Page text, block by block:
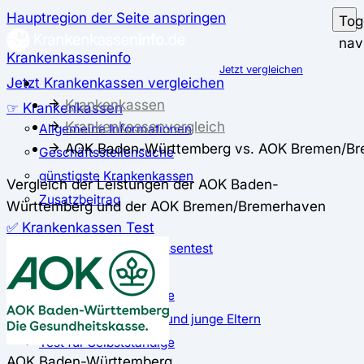
Hauptregion der Seite anspringen
Krankenkasseninfo
Jetzt Krankenkassen vergleichen
☞ Krankenkassen
Allgemeine Informationen
Geschäftsstellensuche
günstigste Krankenkassen
Zusatzbeitrag
✅ Krankenkassen Test
Der große Krankenkassentest
Test für Studierende
Test für Auszubildende
Test für Schwangere und junge Eltern
Test für Selbstständige
Jetzt vergleichen
Krankenkassen
Krankenkassenvergleich
AOK Baden-Württemberg vs. AOK Bremen/
Vergleich der Leistungen der AOK Baden-
Württemberg und der AOK Bremen/Bremerhaven